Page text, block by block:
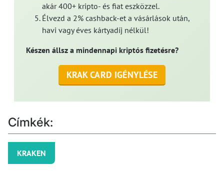
akár 400+ kripto- és fiat eszközzel.
Élvezd a 2% cashback-et a vásárlások után,
havi vagy éves kártyadíj nélkül!
Készen állsz a mindennapi kriptós fizetésre?
KRAK CARD IGÉNYLÉSE
Címkék:
KRAKEN